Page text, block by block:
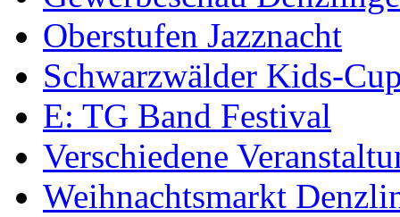
Oberstufen Jazznacht
Schwarzwälder Kids-
E: TG Band Festival
Verschiedene
Weihnachtsmarkt